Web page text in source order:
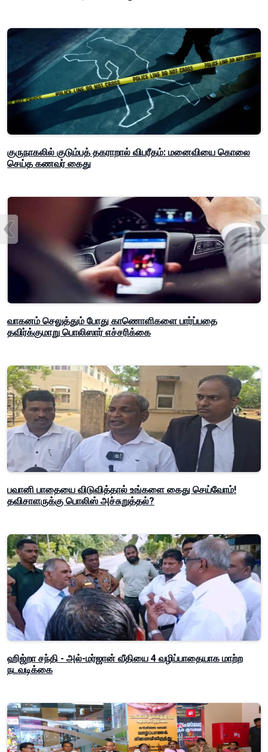
குருநாகலில் குடும்பத் தகராறால் விபரீதம்: மனைவியை கொலை
செய்த கணவர் கைது
வாகனம் செலுத்தும் போது காணொளிகளை பார்ப்பதை
தவிர்க்குமாறு பொலிஸார் எச்சரிக்கை
பவானி பாதையை விடுவித்தால் உங்களை கைது செய்வோம்!
தவிசாளருக்கு பொலிஸ் அச்சுறுத்தல்?
ஹிஜ்றா சந்தி - அல்-மர்ஜான் வீதியை 4 வழிப்பாதையாக மாற்ற
நடவடிக்கை